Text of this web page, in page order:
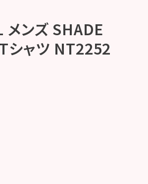
メンズ SHADE
ャツ NT2252